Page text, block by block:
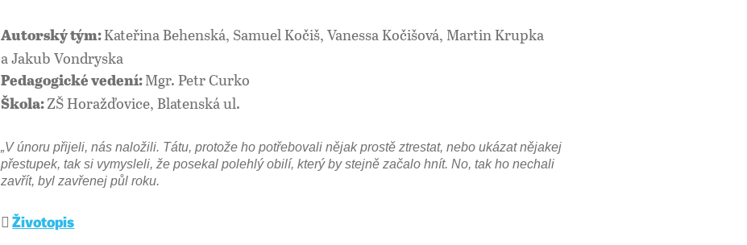
Autorský tým: Kateřina Behenská, Samuel Kočiš, Vanessa Kočišová, Martin Krupka
a Jakub Vondryska
Pedagogické vedení: Mgr. Petr Curko
Škola: ZŠ Horažďovice, Blatenská ul.
„V únoru přijeli, nás naložili. Tátu, protože ho potřebovali nějak prostě ztrestat, nebo ukázat nějakej
přestupek, tak si vymysleli, že posekal polehlý obilí, který by stejně začalo hnít. No, tak ho nechali
zavřít, byl zavřenej půl roku.
Životopis